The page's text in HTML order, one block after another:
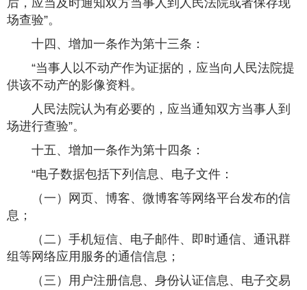
后，应当及时通知双方当事人到人民法院或者保存现
场查验”。
十四、增加一条作为第十三条：
“当事人以不动产作为证据的，应当向人民法院提
供该不动产的影像资料。
人民法院认为有必要的，应当通知双方当事人到
场进行查验”。
十五、增加一条作为第十四条：
“电子数据包括下列信息、电子文件：
（一）网页、博客、微博客等网络平台发布的信
息；
（二）手机短信、电子邮件、即时通信、通讯群
组等网络应用服务的通信信息；
（三）用户注册信息、身份认证信息、电子交易